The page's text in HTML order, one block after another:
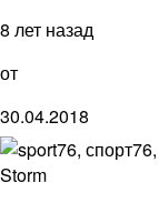
8 лет назад
от
30.04.2018